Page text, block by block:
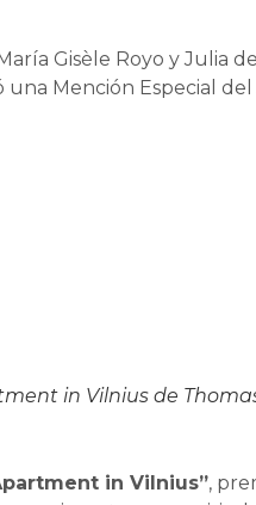
Gisèle Royo y Julia de
Mención Especial
in Vilnius de
in Vilnius”,